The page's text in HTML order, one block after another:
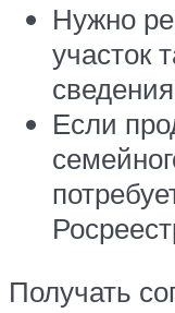
Нужно
участок
Если
Получать